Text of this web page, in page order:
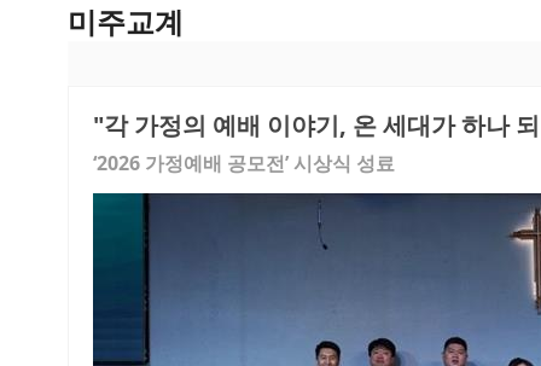
미주교계
"각 가정의 예배 이야기, 온 세대가 하나
‘2026 가정예배 공모전’ 시상식 성료